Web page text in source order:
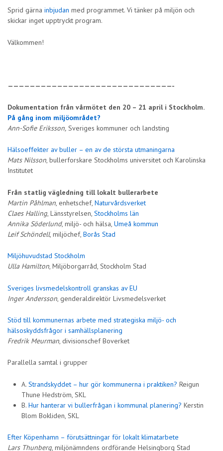
Sprid gärna inbjudan med programmet. Vi tänker på miljön och
skickar inget upptryckt program.
Välkommen!
——————————————————————————————-
Dokumentation från vårmötet den 20 – 21 april i Stockholm.
På gång inom miljöområdet?
Ann-Sofie Eriksson, Sveriges kommuner och landsting
Hälsoeffekter av buller – en av de största utmaningarna
Mats Nilsson, bullerforskare Stockholms universitet och Karolinska
Institutet
Från statlig vägledning till lokalt bullerarbete
Martin Påhlman, enhetschef, Naturvårdsverket
Claes Halling, Länsstyrelsen, Stockholms län
Annika Söderlund, miljö- och hälsa, Umeå kommun
Leif Schöndell, miljöchef, Borås Stad
Miljöhuvudstad Stockholm
Ulla Hamilton, Miljöborgarråd, Stockholm Stad
Sveriges livsmedelskontroll granskas av EU
Inger Andersson, genderaldirektör Livsmedelsverket
Stöd till kommunernas arbete med strategiska miljö- och
hälsoskyddsfrågor i samhällsplanering
Fredrik Meurman, divisionschef Boverket
Parallella samtal i grupper
A. Strandskyddet – hur gör kommunerna i praktiken? Reigun
Thune Hedström, SKL
B. Hur hanterar vi bullerfrågan i kommunal planering? Kerstin
Blom Bokliden, SKL
Efter Köpenhamn – förutsättningar för lokalt klimatarbete
Lars Thunberg, miljönämndens ordförande Helsingborg Stad